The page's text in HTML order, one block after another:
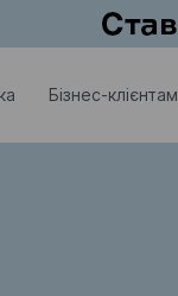
Бізнес-клієнтам